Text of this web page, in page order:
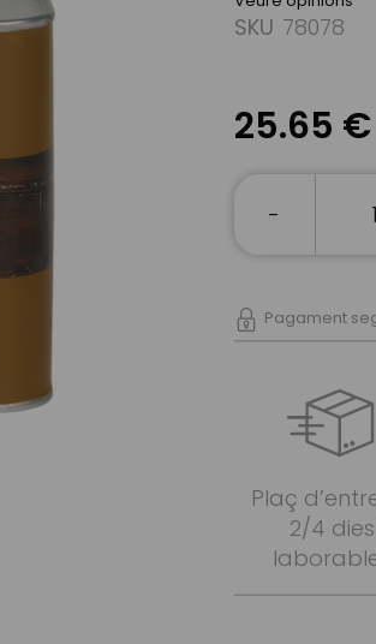
SKU 78078
25.65 €
-
Pagament
Plaç
2/4 dies